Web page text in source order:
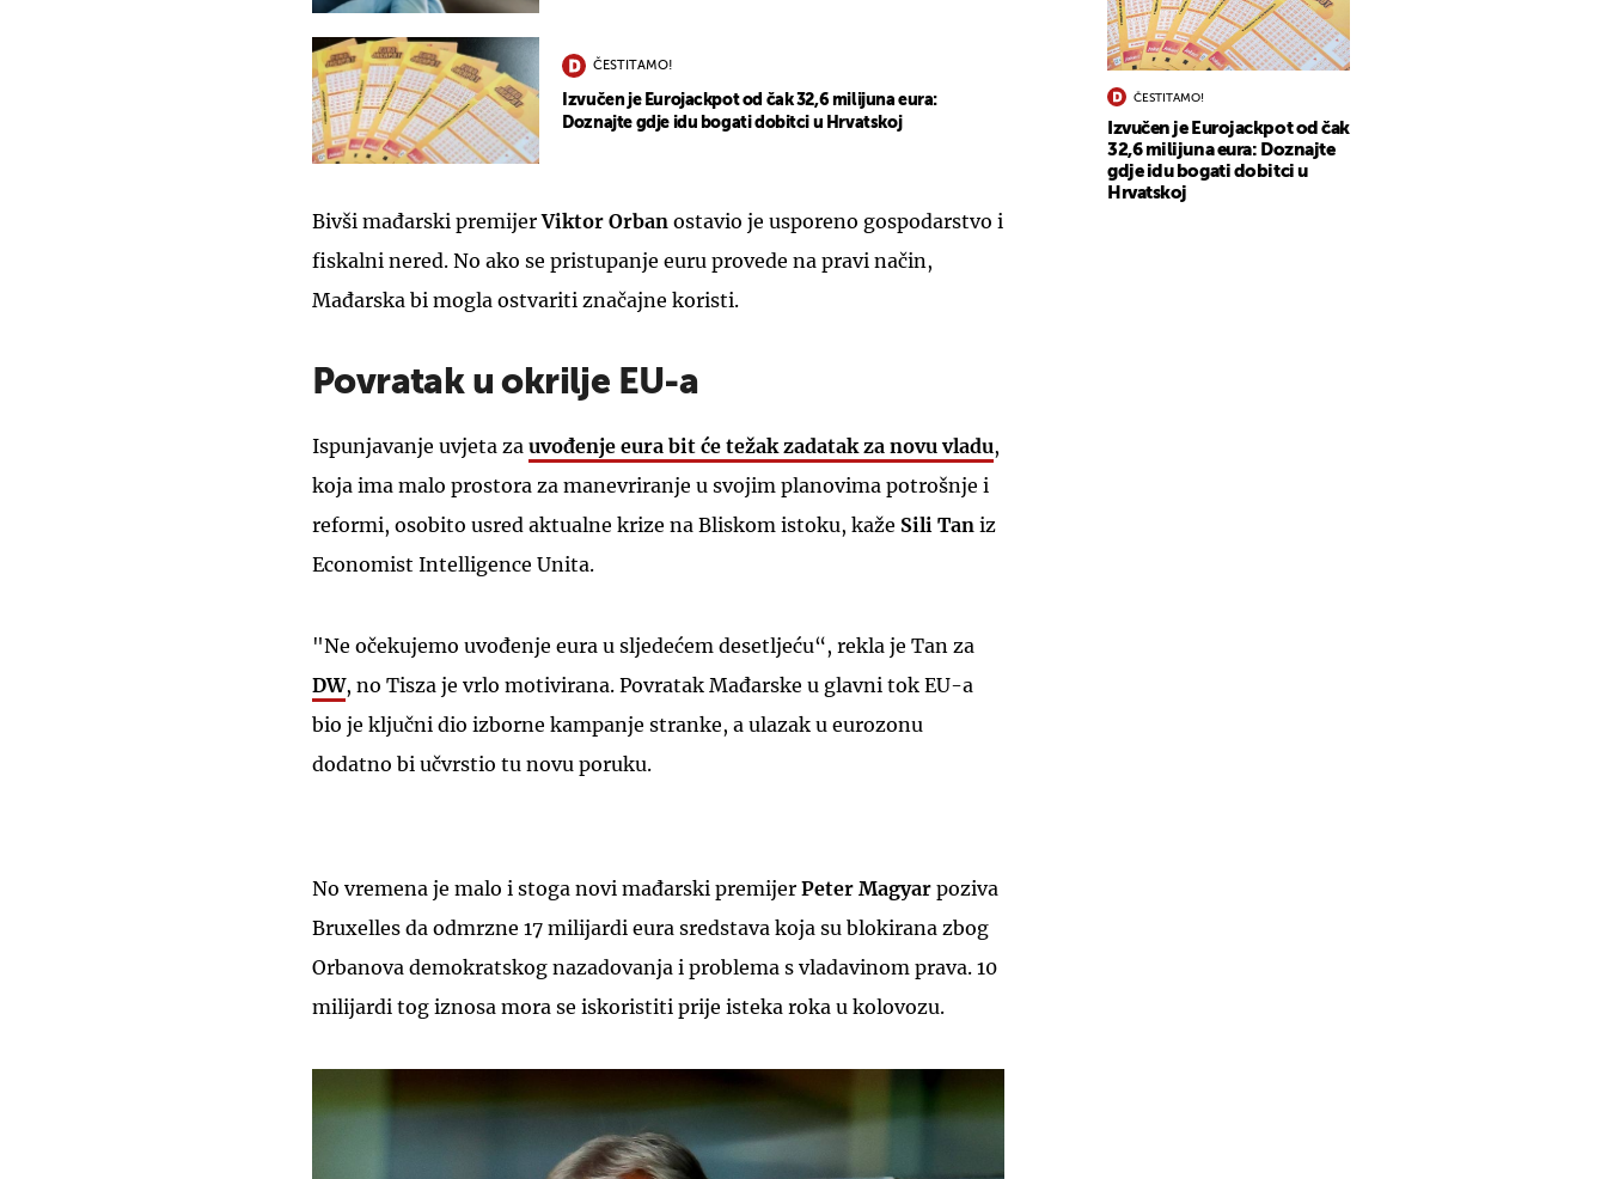
ČESTITAMO!
Izvučen je Eurojackpot od čak 32,6 milijuna eura:
Doznajte gdje idu bogati dobitci u Hrvatskoj
Bivši mađarski premijerViktor Orban ostavio je usporeno gospodarstvo i
fiskalni nered. No ako se pristupanje euru provede na pravi način,
Mađarska bi mogla ostvariti značajne koristi.
Povratak u okrilje EU-a
Ispunjavanje uvjeta za uvođenje eura bit će težak zadatak za novu vladu,
koja ima malo prostora za manevriranje u svojim planovima potrošnje i
reformi, osobito usred aktualne krize na Bliskom istoku, kaže Sili Tan iz
Economist Intelligence Unita.
"Ne očekujemo uvođenje eura u sljedećem desetljeću“, rekla je Tan za
DW, no Tisza je vrlo motivirana. Povratak Mađarske u glavni tok EU-a
bio je ključni dio izborne kampanje stranke, a ulazak u eurozonu
dodatno bi učvrstio tu novu poruku.
No vremena je malo i stoga novi mađarski premijer Peter Magyar poziva
Bruxelles da odmrzne 17 milijardi eura sredstava koja su blokirana zbog
Orbanova demokratskog nazadovanja i problema s vladavinom prava. 10
milijardi tog iznosa mora se iskoristiti prije isteka roka u kolovozu.
ČESTITAMO!
Izvučen je Eurojackpot od čak
32,6 milijuna eura: Doznajte
gdje idu bogati dobitci u
Hrvatskoj